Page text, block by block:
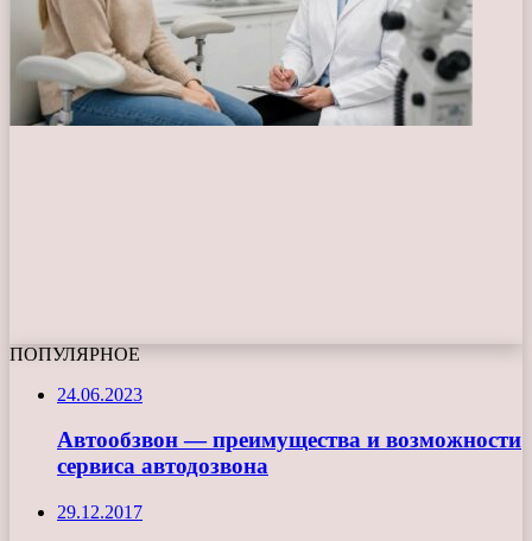
ПОПУЛЯРНОЕ
24.06.2023
Автообзвон — преимущества и возможности
сервиса автодозвона
29.12.2017